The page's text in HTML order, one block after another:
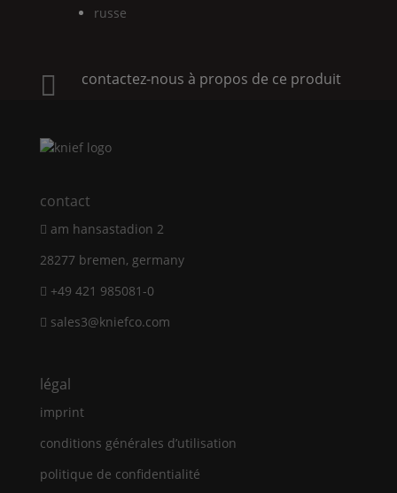
russe
 contactez-nous à propos de ce produit
contact
am hansastadion 2
28277 bremen, germany
+49 421 985081-0
sales3@kniefco.com
légal
imprint
conditions générales d’utilisation
politique de confidentialité